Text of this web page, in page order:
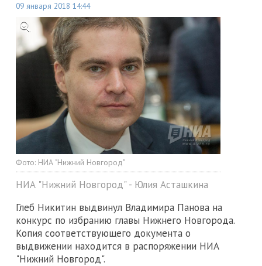
09 января 2018 14:44
Фото: НИА "Нижний Новгород"
НИА "Нижний Новгород" - Юлия Асташкина
Глеб Никитин выдвинул Владимира Панова на
конкурс по избранию главы Нижнего Новгорода.
Копия соответствующего документа о
выдвижении находится в распоряжении НИА
"Нижний Новгород".